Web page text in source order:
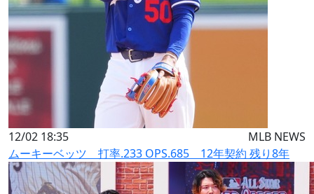
12/02 18:35
MLB NEWS
ムーキーベッツ 打率.233 OPS.685 12年契約 残り8年